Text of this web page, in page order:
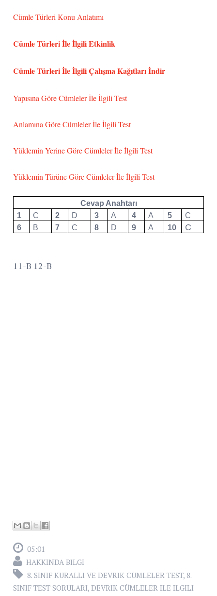
Cümle Türleri Konu Anlatımı
Cümle Türleri İle İlgili Etkinlik
Cümle Türleri İle İlgili Çalışma Kağıtları İndir
Yapısına Göre Cümleler İle İlgili Test
Anlamına Göre Cümleler İle İlgili Test
Yüklemin Yerine Göre Cümleler İle İlgili Test
Yüklemin Türüne Göre Cümleler İle İlgili Test
Cevap Anahtarı
1
C 2 D 3 A 4 A 5
C
6
B 7 C 8 D 9 A 10 C
11-B 12-B
05:01
HAKKINDA BILGI
8. SINIF KURALLI VE DEVRIK CÜMLELER TEST, 8.
SINIF TEST SORULARI, DEVRIK CÜMLELER ILE ILGILI